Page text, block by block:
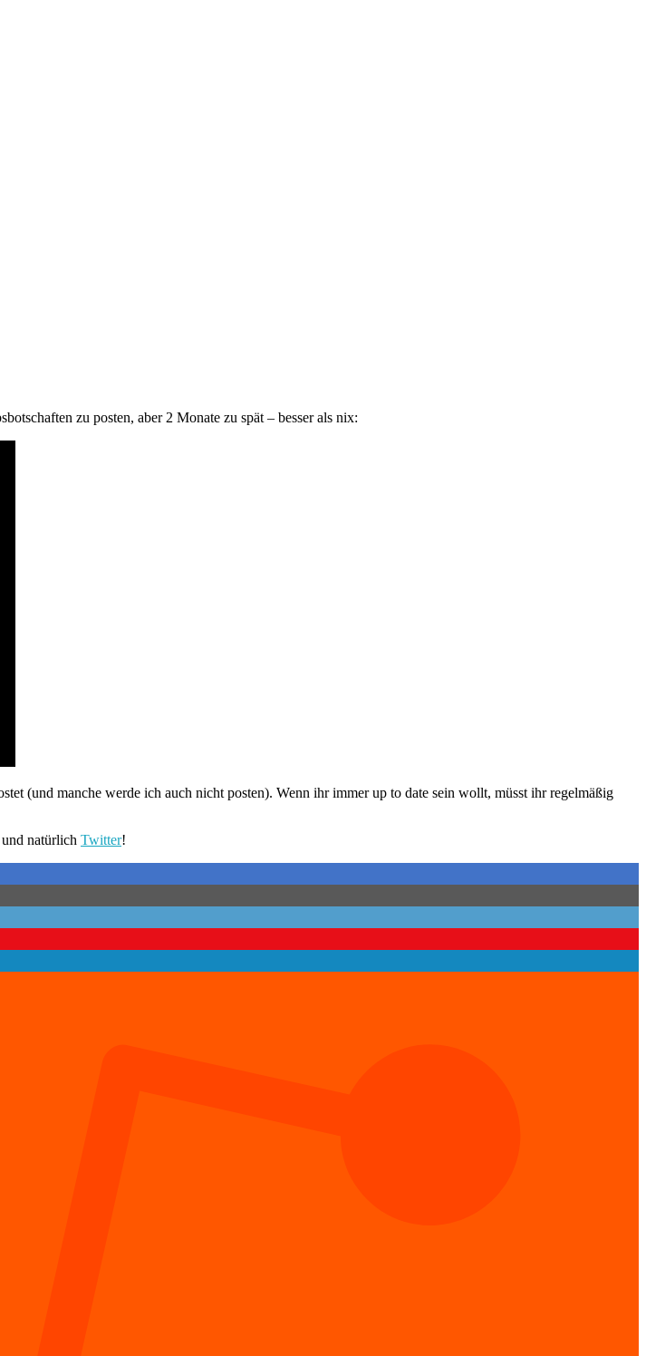
zu posten, aber 2 Monate zu spät – besser als nix:
(und manche werde ich auch nicht posten). Wenn ihr immer up to date sein wollt, müsst ihr regelmäßig
natürlich Twitter!